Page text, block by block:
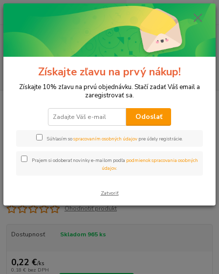
Menu
(Po-Pia, 8-17 hod.)
ks
za0 €
Spojka 20x3/4" VONZ HOBBY
Spojka 20x3/4" VONZ HOBBY
Ohodnotiť produkt
Dostupnosť Skladom 965 ks
0,22 €/ks
0,18 € bez DPH
Získajte zľavu na prvý nákup!
Získajte 10% zľavu na prvú objednávku. Stačí zadať Váš email a
zaregistrovať sa.
Odoslať
Súhlasím sospracovaním osobných údajov pre účely registrácie.
Prajem si odoberať novinky e-mailom podľa podmienok spracovania osobných
údajov
Zatvoriť